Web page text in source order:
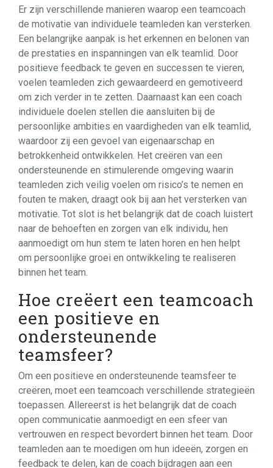
Er zijn verschillende manieren waarop een teamcoach
de motivatie van individuele teamleden kan versterken.
Een belangrijke aanpak is het erkennen en belonen van
de prestaties en inspanningen van elk teamlid. Door
positieve feedback te geven en successen te vieren,
voelen teamleden zich gewaardeerd en gemotiveerd
om zich verder in te zetten. Daarnaast kan een coach
individuele doelen stellen die aansluiten bij de
persoonlijke ambities en vaardigheden van elk teamlid,
waardoor zij een gevoel van eigenaarschap en
betrokkenheid ontwikkelen. Het creëren van een
ondersteunende en stimulerende omgeving waarin
teamleden zich veilig voelen om risico’s te nemen en
fouten te maken, draagt ook bij aan het versterken van
motivatie. Tot slot is het belangrijk dat de coach luistert
naar de behoeften en zorgen van elk individu, hen
aanmoedigt om hun stem te laten horen en hen helpt
om persoonlijke groei en ontwikkeling te realiseren
binnen het team.
Hoe creëert een teamcoach
een positieve en
ondersteunende
teamsfeer?
Om een positieve en ondersteunende teamsfeer te
creëren, moet een teamcoach verschillende strategieën
toepassen. Allereerst is het belangrijk dat de coach
open communicatie aanmoedigt en een sfeer van
vertrouwen en respect bevordert binnen het team. Door
teamleden aan te moedigen om hun ideeën, zorgen en
feedback te delen, kan de coach bijdragen aan een